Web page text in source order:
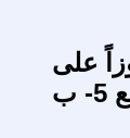
على
الحق المكتسب والقياس وينسحب على التشريع 5- ب